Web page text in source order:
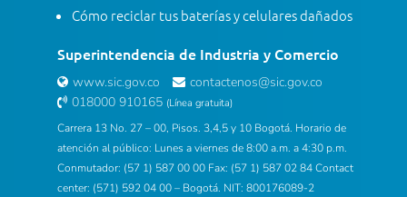
Cómo reciclar tus baterías y celulares dañados
Superintendencia de Industria y Comercio
www.sic.gov.co
contactenos@sic.gov.co
018000 910165 (Línea gratuita)
Carrera 13 No. 27 – 00, Pisos. 3,4,5 y 10 Bogotá. Horario de
atención al público: Lunes a viernes de 8:00 a.m. a 4:30 p.m.
Conmutador: (57 1) 587 00 00 Fax: (57 1) 587 02 84 Contact
center: (571) 592 04 00 – Bogotá. NIT: 800176089-2